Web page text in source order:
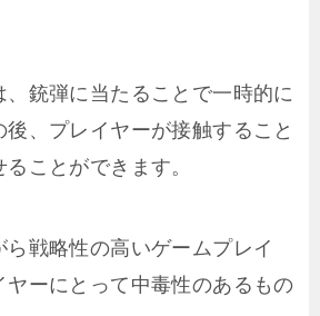
、銃弾に当たることで一時的に
、プレイヤーが接触すること
ことができます。
ら戦略性の高いゲームプレイ
ヤーにとって中毒性のあるもの